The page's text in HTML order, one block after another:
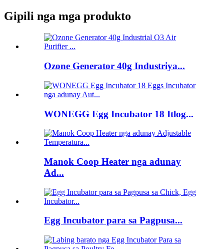
Gipili nga mga produkto
Ozone Generator 40g Industriya...
WONEGG Egg Incubator 18 Itlog...
Manok Coop Heater nga adunay
Ad...
Egg Incubator para sa Pagpusa...